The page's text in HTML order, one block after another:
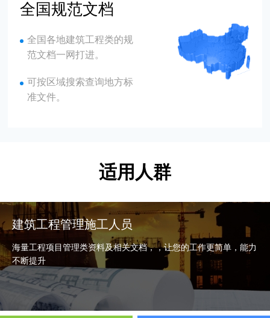
全国规范文档
全国各地建筑工程类的规
范文档一网打进。
可按区域搜索查询地方标
准文件。
适用人群
建筑工程管理施工人员
海量工程项目管理类资料及相关文档，，让您的工作更简单，能力
不断提升